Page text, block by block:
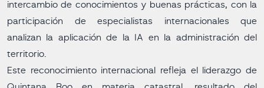
intercambio de conocimientos y buenas prácticas, con la
participación de especialistas internacionales que
analizan la aplicación de la IA en la administración del
territorio.
Este reconocimiento internacional refleja el liderazgo de